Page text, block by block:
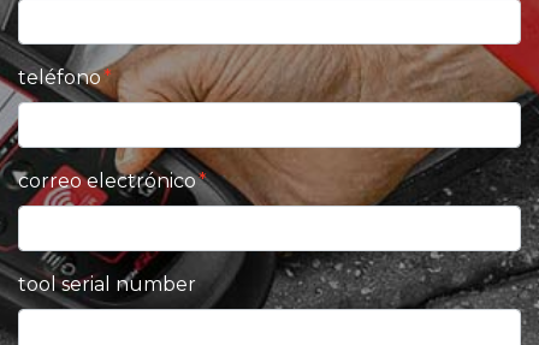
teléfono
correo electrónico
tool serial number